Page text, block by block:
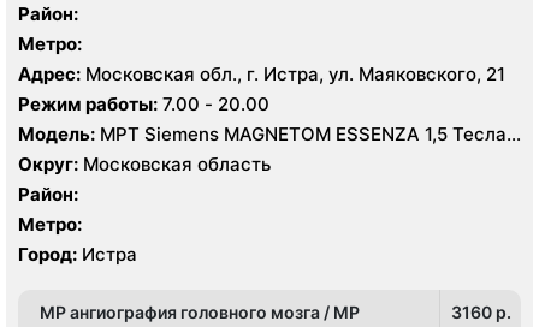
Район:
Метро:
Адрес: Московская обл., г. Истра, ул. Маяковского, 21
Режим работы: 7.00 - 20.00
Модель: МРТ Siemens MAGNETOM ESSENZA 1,5 Тесла,
КТ Siemens SOMATOM Scope 16 срезов, УЗИ
Округ: Московская область
Район:
Метро:
Город: Истра
МР ангиография головного мозга / МР
3160 p.